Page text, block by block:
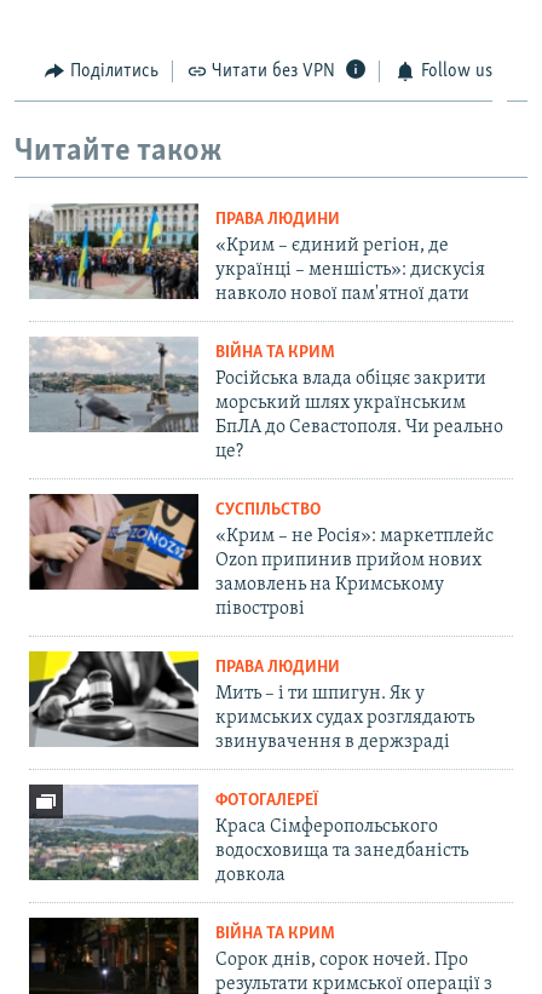
Поділитись Читати без VPN Follow us
Читайте також
ПРАВА ЛЮДИНИ
«Крим – єдиний регіон, де
українці – меншість»: дискусія
навколо нової пам'ятної дати
ВІЙНА ТА КРИМ
Російська влада обіцяє закрити
морський шлях українським
БпЛА до Севастополя. Чи реально
це?
СУСПІЛЬСТВО
«Крим – не Росія»: маркетплейс
Ozon припинив прийом нових
замовлень на Кримському
півострові
ПРАВА ЛЮДИНИ
Мить – і ти шпигун. Як у
кримських судах розглядають
звинувачення в держзраді
ФОТОГАЛЕРЕЇ
Краса Сімферопольського
водосховища та занедбаність
довкола
ВІЙНА ТА КРИМ
Сорок днів, сорок ночей. Про
результати кримської операції з